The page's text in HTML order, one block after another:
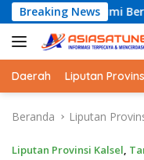
Langsung
ke
konten
Breaking News
Bersujud 19
Daerah Liputan
Beranda Liputan
Liputan Provinsi Kalsel,